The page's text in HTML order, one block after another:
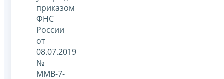
приказом
ФНС
России
от
08.07.2019
№
ММВ-7-